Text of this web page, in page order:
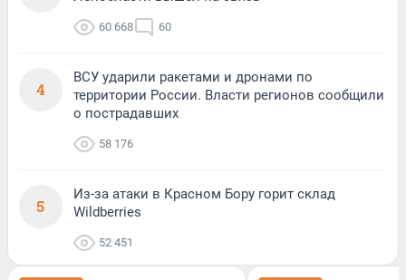
60 668 60
4
ВСУ ударили ракетами и дронами по
территории России. Власти регионов сообщили
о пострадавших
58 176
5
Из-за атаки в Красном Бору горит склад
Wildberries
52 451